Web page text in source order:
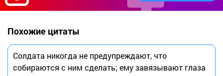
Похожие цитаты
Солдата никогда не предупреждают, что
собираются с ним сделать; ему завязывают глаза